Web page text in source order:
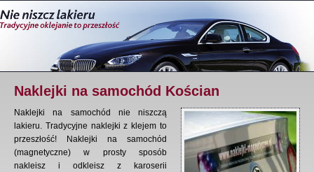
Naklejki na samochód Kościan
Naklejki na samochód nie niszczą
lakieru. Tradycyjne naklejki z klejem to
przeszłość! Naklejki na samochód
(magnetyczne) w prosty sposób
nakleisz i odkleisz z karoserii